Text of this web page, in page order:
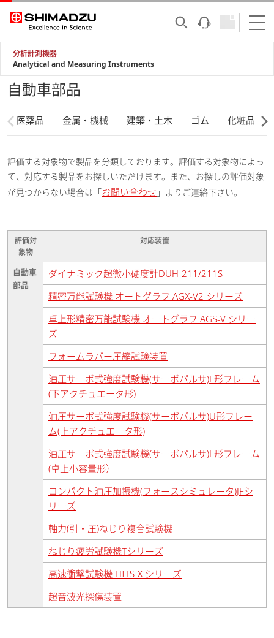
分析計測機器
Analytical and Measuring Instruments
自動車部品
医薬品 金属・機械 建築・土木 ゴム 化粧品
評価する対象物で製品を分類しております。評価する対象物によっ
て、対応する製品をお探しいただけます。また、お探しの評価対象
が見つからない場合は「お問い合わせ 」よりご連絡下さい。
評価対
象物
対応装置
自動車
部品
ダイナミック超微小硬度計DUH-211/211S
精密万能試験機 オートグラフ AGX-V2 シリーズ
卓上形精密万能試験機 オートグラフ AGS-V シリー
ズ
フォームラバー圧縮試験装置
油圧サーボ式強度試験機(サーボパルサ)E形フレーム
(下アクチュエータ形)
油圧サーボ式強度試験機(サーボパルサ)U形フレー
ム(上アクチュエータ形)
油圧サーボ式強度試験機(サーボパルサ)L形フレーム
(卓上小容量形）
コンパクト油圧加振機(フォースシミュレータ)JFシ
リーズ
軸力(引・圧)ねじり複合試験機
ねじり疲労試験機Tシリーズ
高速衝撃試験機 HITS-X シリーズ
超音波光探傷装置